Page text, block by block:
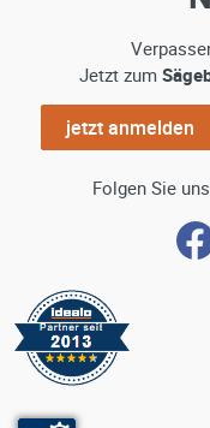
Jetzt zum
jetzt anmelden
Folgen Sie